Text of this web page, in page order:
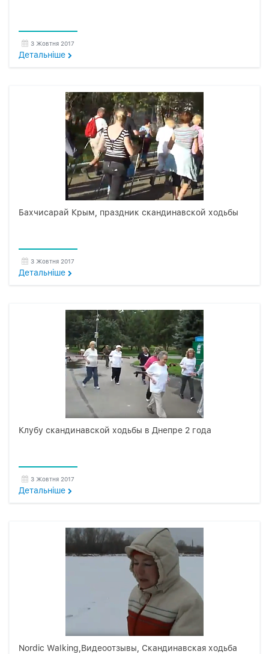
3 Жовтня 2017
Детальнiше
Бахчисарай Крым, праздник скандинавской ходьбы
3 Жовтня 2017
Детальнiше
Клубу скандинавской ходьбы в Днепре 2 года
3 Жовтня 2017
Детальнiше
Nordic Walking,Видеоотзывы, Скандинавская ходьба